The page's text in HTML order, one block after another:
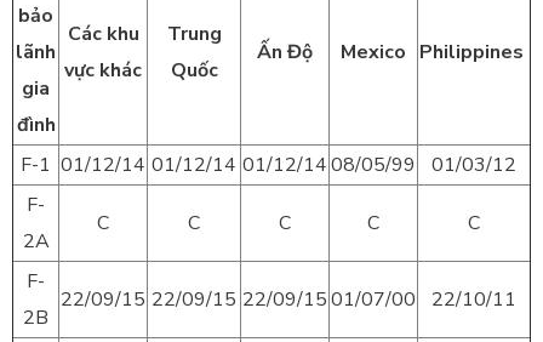
bảo
lãnh
gia
đình
Các khu
vực khác
Trung
Quốc
Ấn Độ Mexico Philippines
F-1 01/12/14 01/12/14 01/12/1408/05/99
01/03/12
F-
2A
C C C C C
F-
2B
22/09/15 22/09/15 22/09/1501/07/00 22/10/11